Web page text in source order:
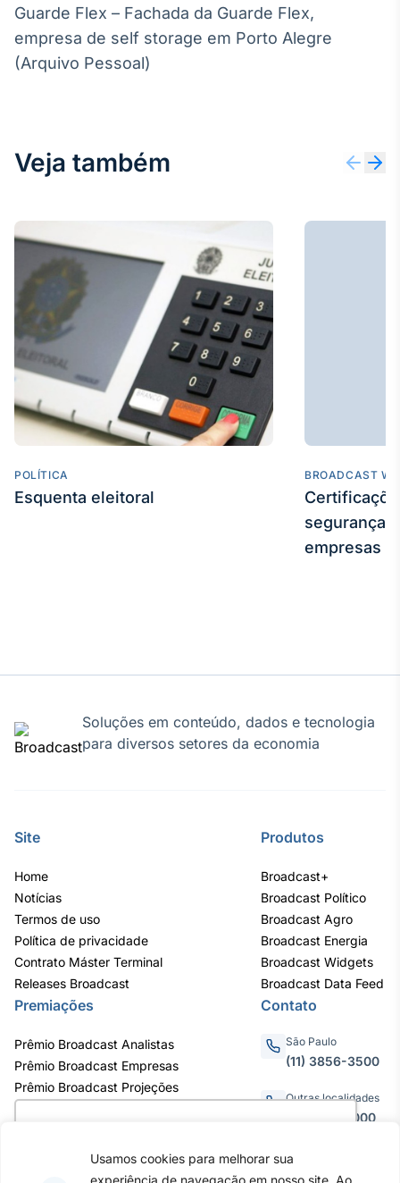
como você interage em nosso site e
Usamos cookies para melhorar sua
experiência de navegação em nosso site. Ao
Guarde Flex – Fachada da Guarde Flex,
empresa de self storage em Porto Alegre
(Arquivo Pessoal)
Veja também
POLÍTICA
Esquenta eleitoral
BROADCAST
segurança
empresas
Soluções em conteúdo, dados e tecnologia
para diversos setores da economia
Site
Home
Notícias
Termos de uso
Política de privacidade
Contrato Máster Terminal
Releases Broadcast
Produtos
Broadcast+
Broadcast Político
Broadcast Agro
Broadcast Energia
Broadcast Widgets
Broadcast Data Feed
Premiações
Prêmio Broadcast Analistas
Prêmio Broadcast Empresas
Prêmio Broadcast Projeções
Contato
São Paulo
(11) 3856-3500
Outras localidades
0800.011.3000